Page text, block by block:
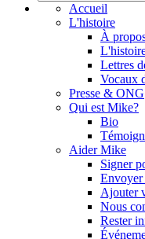
Accueil
L'histoire
À
Lettres
Vocaux
Presse & ONG
Qui est Mike?
Bio
Aider Mike
Signer
Envoyer
Ajouter
Nous
Rester